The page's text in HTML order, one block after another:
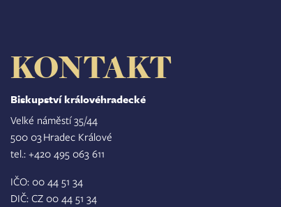
KONTAKT
Biskupství královéhradecké
Velké náměstí 35/44
500 03 Hradec Králové
tel.: +420 495 063 611
IČO: 00 44 51 34
DIČ: CZ 00 44 51 34